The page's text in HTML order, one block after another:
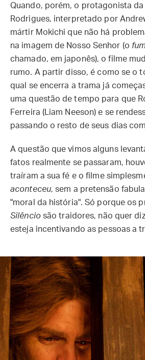
Quando, porém, o protagonista
Rodrigues, interpretado por
mártir Mokichi que não há
na imagem de Nosso Senhor (o
chamado, em japonês), o filme
rumo. A partir disso, é como se o
qual se encerra a trama já
uma questão de tempo para que
Ferreira (Liam Neeson) e se
passando o resto de seus dias
A questão que vimos alguns
fatos realmente se passaram,
traíram a sua fé e o filme
aconteceu, sem a pretensão
"moral da história". Só porque os
Silênciosão traidores, não quer
esteja incentivando as pessoas a